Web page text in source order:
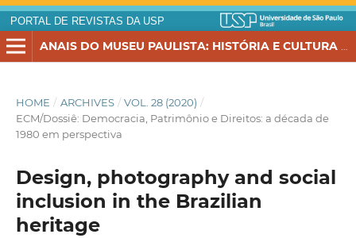
PORTAL DE REVISTAS DA USP
HOME / ARCHIVES / VOL. 28 (2020) /
ECM/Dossiê: Democracia, Patrimônio e Direitos: a década de
1980 em perspectiva
Design, photography and social
inclusion in the Brazilian
heritage